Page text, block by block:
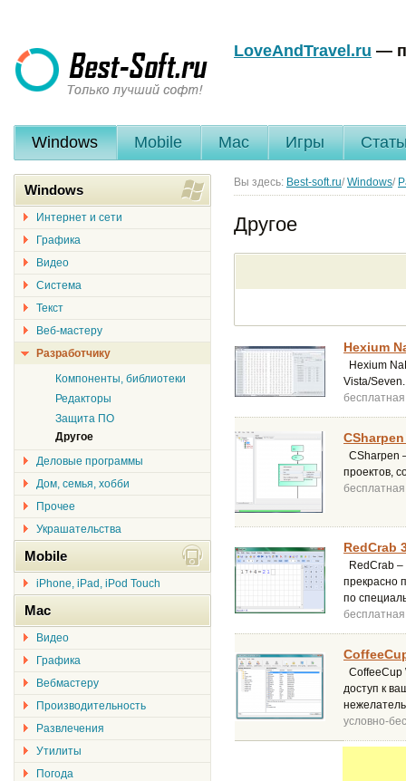
LoveAndTravel.ru —
Windows Mobile Mac Игры
Вы здесь: Best-soft.ru/ Windows/
Другое
Hexium
Hexium
Vista/Seven.
бесплатная
CSharpen
проектов,
бесплатная
RedCrab
RedCrab
прекрасно
по
бесплатная
CoffeeCup
доступ к
условно-
Windows
Интернет и сети
Графика
Видео
Система
Текст
Веб-мастеру
Разработчику
Компоненты, библиотеки
Редакторы
Защита ПО
Другое
Деловые программы
Дом, семья, хобби
Прочее
Украшательства
Mobile
iPhone, iPad, iPod Touch
Mac
Видео
Графика
Вебмастеру
Производительность
Развлечения
Утилиты
Погода